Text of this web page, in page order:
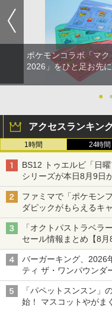
ポケモンコラボ「マ
2026」をひと足お先
●
アクセスランキン
1時間 24時間
BS12 トゥエルビ「日
シリーズが本日8月9日
初回は「機動戦士ガン
ファミマで「ポケモン
ダピックがもらえるキ
「オクトパストラベラ
セール情報まとめ【8月
ニンテンドーeショッ
バーガーキング、2026
ティ ザ・ワンパウンダ
「特製ガーリックマヨ
「パペットスンスン」
始！ マスコットやがま